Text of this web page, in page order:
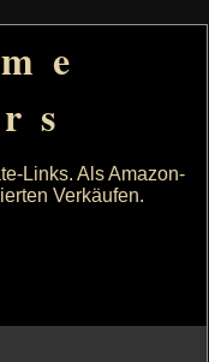
Links. Als Amazon-
Verkäufen.